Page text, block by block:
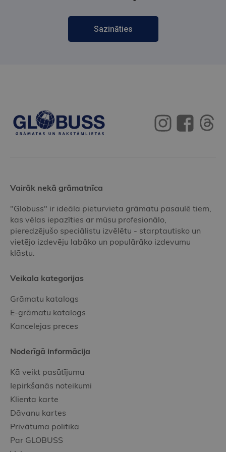
Sazināties
Vairāk nekā grāmatnīca
"Globuss" ir ideāla pieturvieta grāmatu pasaulē tiem,
kas vēlas iepazīties ar mūsu profesionālo,
pieredzējušo speciālistu izvēlētu - starptautisko un
vietējo izdevēju labāko un populārāko izdevumu
klāstu.
Veikala kategorijas
Grāmatu katalogs
E-grāmatu katalogs
Kancelejas preces
Noderīgā informācija
Kā veikt pasūtījumu
Iepirkšanās noteikumi
Klienta karte
Dāvanu kartes
Privātuma politika
Par GLOBUSS